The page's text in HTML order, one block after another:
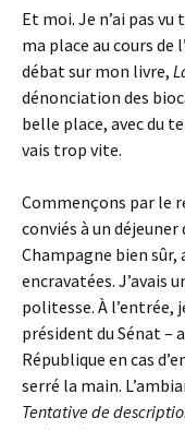
Et moi. Je n’ai pas
ma place au cours de
débat sur mon livre,
dénonciation des
belle place, avec du
vais trop vite.
Commençons par le
conviés à un déjeuner
Champagne bien
encravatées. J’avais
politesse. À l’entrée,
président du Sénat –
République en cas
serré la main.
Tentative de